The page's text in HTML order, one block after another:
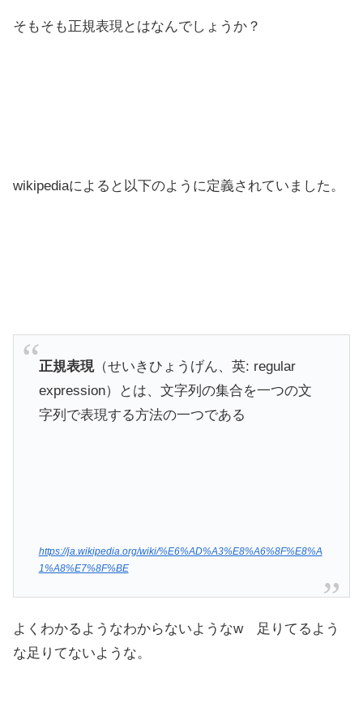
そもそも正規表現とはなんでしょうか？
wikipediaによると以下のように定義されていました。
正規表現（せいきひょうげん、英: regular
expression）とは、文字列の集合を一つの文
字列で表現する方法の一つである
https://ja.wikipedia.org/wiki/%E6%AD%A3%E8%A6%8F%E8%A
1%A8%E7%8F%BE
よくわかるようなわからないようなw 足りてるよう
な足りてないような。